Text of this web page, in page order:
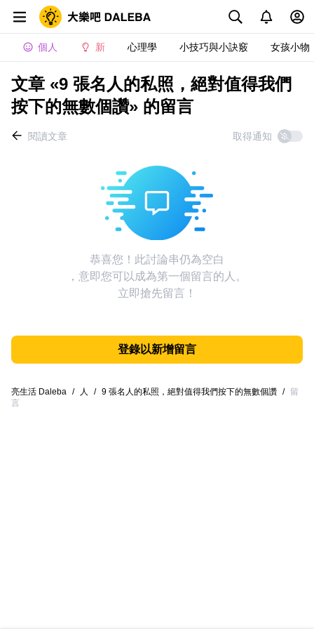
個人 新 心理學 小技巧與小訣竅 女孩小物
文章 «9 張名人的私照，絕對值得我們
按下的無數個讚» 的留言
閱讀文章 取得通知
恭喜您！此討論串仍為空白
，意即您可以成為第一個留言的人。
立即搶先留言！
登錄以新增留言
亮生活 Daleba / 人 / 9 張名人的私照，絕對值得我們按下的無數個讚 /
留
言